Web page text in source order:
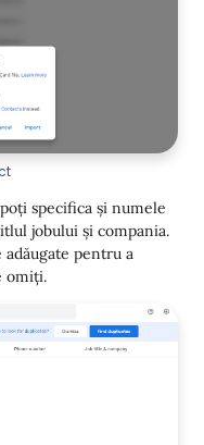
specifica și numele
jobului și compania.
pentru a
omiți.